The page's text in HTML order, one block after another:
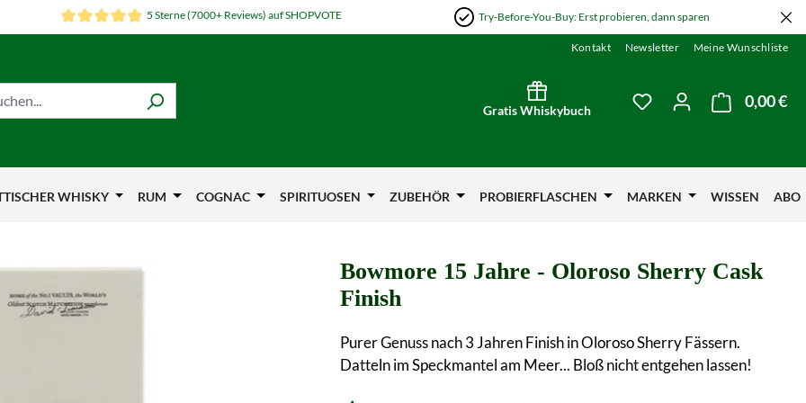
5 Sterne (7000+ Reviews) auf SHOPVOTE Try-Before-You-Buy: Erst probieren, dann sparen
Kontakt Newsletter Meine Wunschliste
Gratis Whiskybuch
Du hast 0 Produkte
0,00 €
WHISKY RUM COGNAC SPIRITUOSEN ZUBEHÖR PROBIERFLASCHEN MARKEN WISSEN ABO
Bowmore 15 Jahre - Oloroso Sherry Cask
Finish
Purer Genuss nach 3 Jahren Finish in Oloroso Sherry Fässern.
Datteln im Speckmantel am Meer... Bloß nicht entgehen lassen!